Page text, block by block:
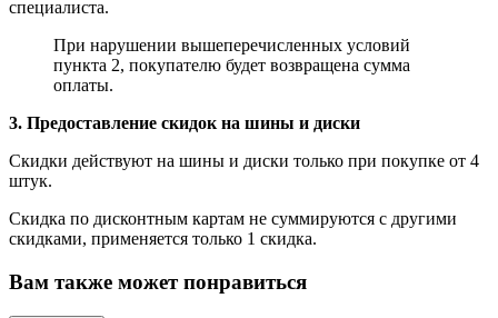
специалиста.
При нарушении вышеперечисленных условий
пункта 2, покупателю будет возвращена сумма
оплаты.
3. Предоставление скидок на шины и диски
Скидки действуют на шины и диски только при покупке от 4
штук.
Скидка по дисконтным картам не суммируются с другими
скидками, применяется только 1 скидка.
Вам также может понравиться